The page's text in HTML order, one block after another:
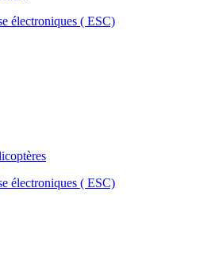
électroniques ( ESC)
électroniques ( ESC)